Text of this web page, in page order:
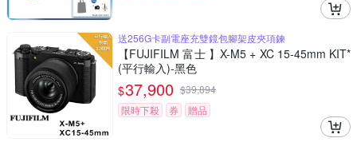
送256G卡副電座充雙鏡包腳架皮夾項鍊
【FUJIFILM 富士 】X-M5 + XC 15-45mm KIT*
(平行輸入)-黑色
$37,900 $39,894
限時下殺
券 贈品